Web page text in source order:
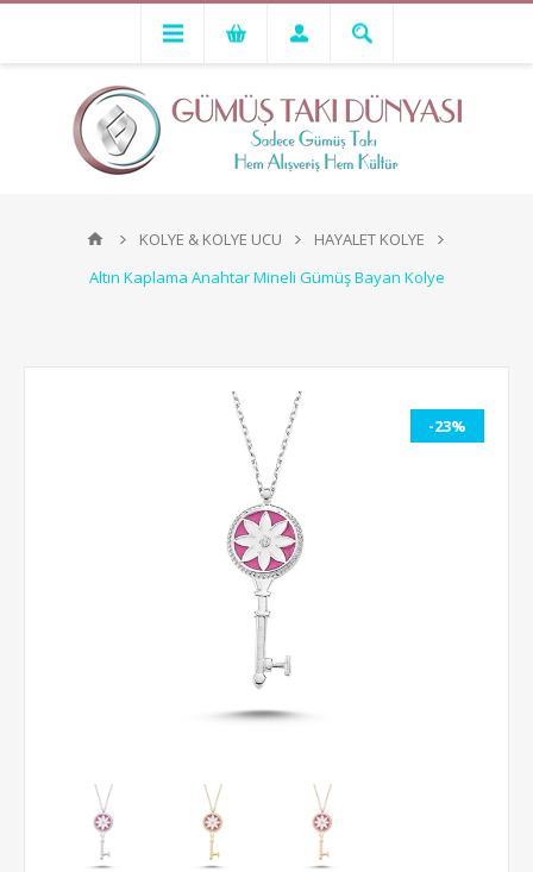
KOLYE & KOLYE UCU
HAYALET KOLYE
Altın Kaplama Anahtar Mineli Gümüş Bayan Kolye
-23%